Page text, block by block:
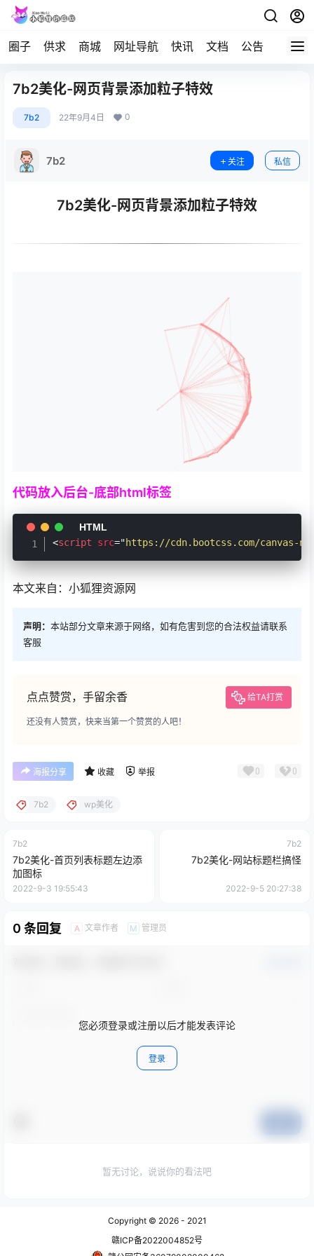
圈子 供求 商城 网址导航 快讯 文档 公告 问答
7b2美化-网页背景添加粒子特效
7b2 22年9月4日 0
7b2 关注 私信
7b2美化-网页背景添加粒子特效
代码放入后台-底部html标签
<script src="https://cdn.bootcss.com/canvas-
本文来自：小狐狸资源网
声明： 本站部分文章来源于网络，如有危害到您的合法权益请联系
客服
点点赞赏，手留余香 给TA打赏
还没有人赞赏，快来当第一个赞赏的人吧！
海报分享 收藏 举报 0 0
7b2 wp美化
7b2
7b2美化-首页列表标题左边添
加图标
2022-9-3 19:55:43
7b2
7b2美化-网站标题栏搞怪
2022-9-5 20:27:38
0 条回复 A 文章作者 M 管理员
您必须登录或注册以后才能发表评论
登录
暂无讨论，说说你的看法吧
Copyright © 2026- 2021
赣ICP备2022004852号